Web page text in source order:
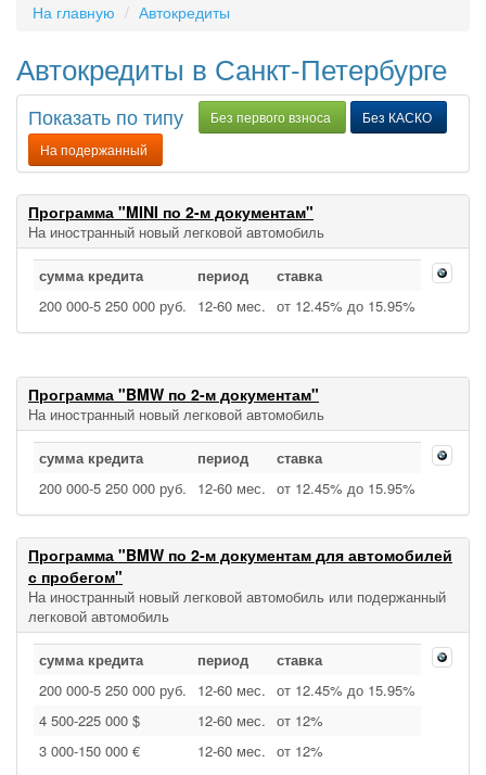
На главную Автокредиты
Автокредиты в Санкт-Петербурге
Показать по типу Без первого взноса
Без КАСКО
На подержанный
Программа "MINI по 2-м документам"
На иностранный новый легковой автомобиль
сумма кредита период
ставка
200 000‑5 250 000 руб.
12‑60 мес. от 12.45% до 15.95%
Программа "BMW по 2-м документам"
На иностранный новый легковой автомобиль
сумма кредита период
ставка
200 000‑5 250 000 руб.
12‑60 мес. от 12.45% до 15.95%
Программа "BMW по 2-м документам для автомобилей
с пробегом"
На иностранный новый легковой автомобиль или подержанный
легковой автомобиль
сумма кредита период
ставка
200 000‑5 250 000 руб.
12‑60 мес. от 12.45% до 15.95%
4 500‑225 000 $
12‑60 мес. от 12%
3 000‑150 000 €
12‑60 мес. от 12%